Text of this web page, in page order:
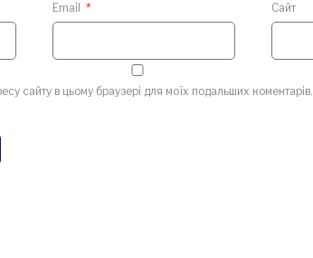
Email * Сайт
сайту в цьому браузері для моїх подальших коментарів.